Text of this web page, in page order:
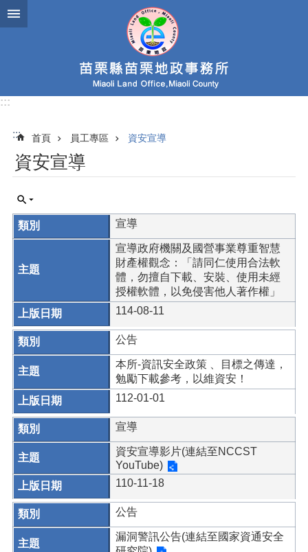
跳到主要內容區塊
:::
::: 首頁 員工專區 資安宣導
資安宣導
宣導
宣導政府機關及國營事業尊重智慧
財產權觀念：「請同仁使用合法軟
體，勿擅自下載、安裝、使用未經
授權軟體，以免侵害他人著作權」
114-08-11
公告
本所-資訊安全政策 、目標之傳達，
勉勵下載參考，以維資安！
112-01-01
宣導
資安宣導影片(連結至NCCST
YouTube)
110-11-18
公告
漏洞警訊公告(連結至國家資通安全